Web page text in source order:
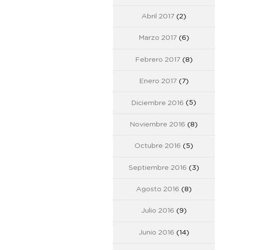
Abril 2017(2)
Marzo 2017(6)
Febrero 2017(8)
Enero 2017(7)
Diciembre 2016 (5)
Noviembre 2016 (8)
Octubre 2016 (5)
Septiembre 2016 (3)
Agosto 2016 (8)
Julio 2016 (9)
Junio 2016 (14)